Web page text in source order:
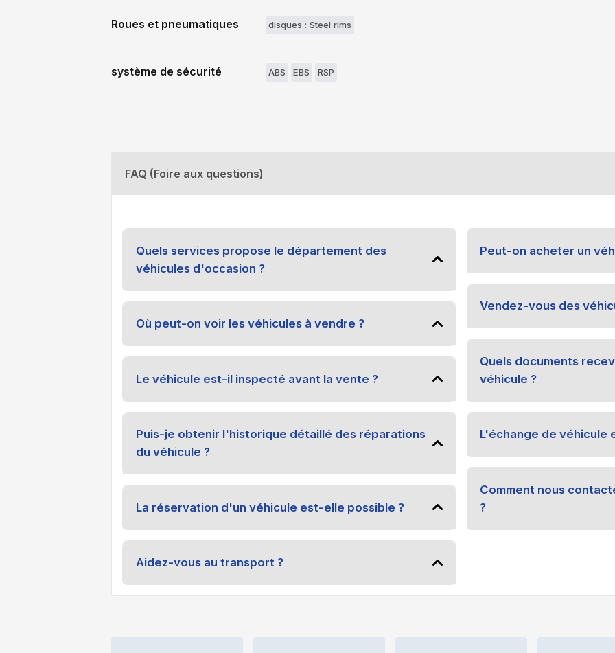
Roues et pneumatiques disques : Steel rims
système de sécurité ABS EBS RSP
FAQ (Foire aux questions)
Quels services propose le département des
véhicules d'occasion ?
Où peut-on voir les véhicules à vendre ?
Le véhicule est-il inspecté avant la vente ?
Puis-je obtenir l'historique détaillé des réparations
du véhicule ?
La réservation d'un véhicule est-elle possible ?
Aidez-vous au transport ?
Peut-on acheter un
Vendez-vous des
Quels documents
véhicule ?
L'échange de véhicule
Comment nous
?